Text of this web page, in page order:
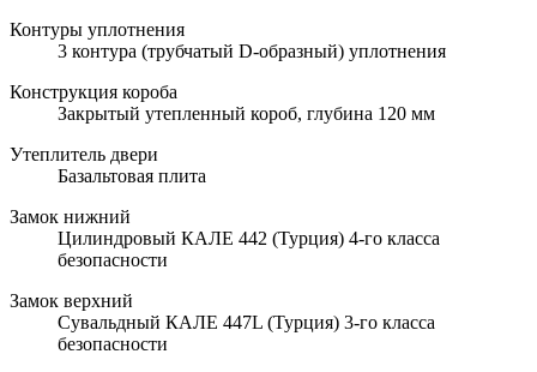
Контуры уплотнения
3 контура (трубчатый D-образный) уплотнения
Конструкция короба
Закрытый утепленный короб, глубина 120 мм
Утеплитель двери
Базальтовая плита
Замок нижний
Цилиндровый КАЛЕ 442 (Турция) 4-го класса
безопасности
Замок верхний
Сувальдный КАЛЕ 447L (Турция) 3-го класса
безопасности